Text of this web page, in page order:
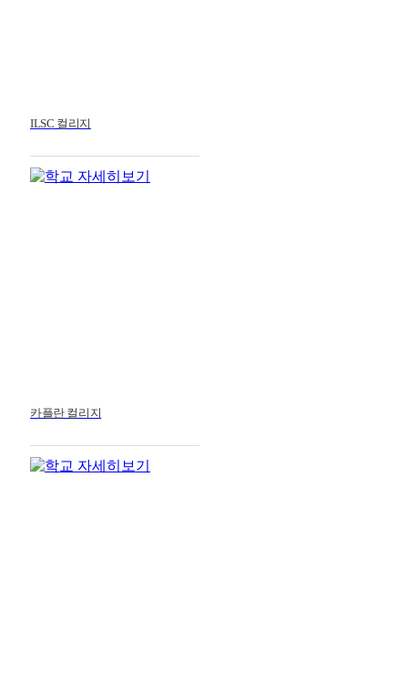
ILSC 컬리지
카플란 컬리지